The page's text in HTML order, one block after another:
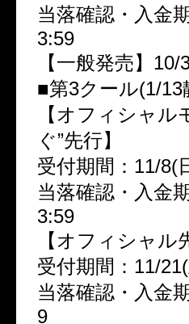
当落確認・入金
3:59
【一般発売】10/
■第3クール(1/13
【オフィシャ
ぐ”先行】
受付期間：11/8(
当落確認・入金
3:59
【オフィシャル
受付期間：11/
当落確認・入金
9